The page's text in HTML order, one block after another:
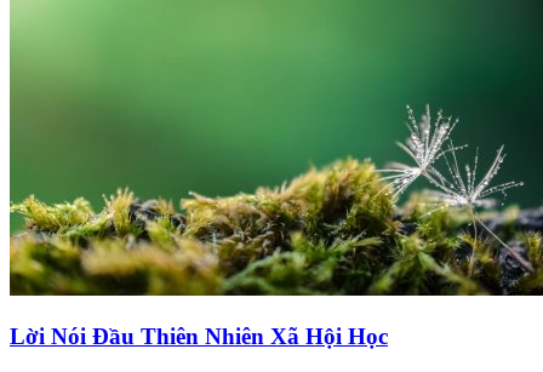
Lời Nói Đầu Thiên Nhiên Xã Hội Học